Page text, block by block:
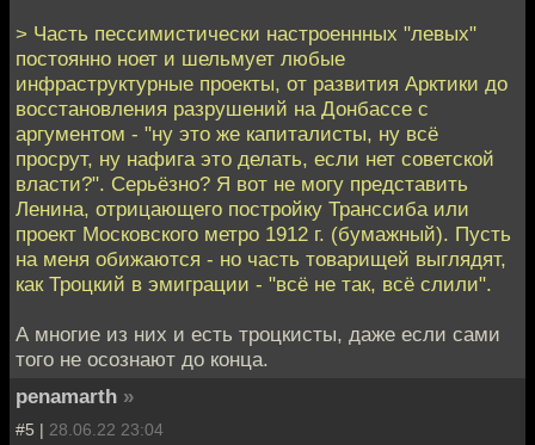
> Часть пессимистически настроеннных "левых"
постоянно ноет и шельмует любые
инфраструктурные проекты, от развития Арктики до
восстановления разрушений на Донбассе с
аргументом - "ну это же капиталисты, ну всё
просрут, ну нафига это делать, если нет советской
власти?". Серьёзно? Я вот не могу представить
Ленина, отрицающего постройку Транссиба или
проект Московского метро 1912 г. (бумажный). Пусть
на меня обижаются - но часть товарищей выглядят,
как Троцкий в эмиграции - "всё не так, всё слили".
А многие из них и есть троцкисты, даже если сами
того не осознают до конца.
penamarth »
#5 | 28.06.22 23:04